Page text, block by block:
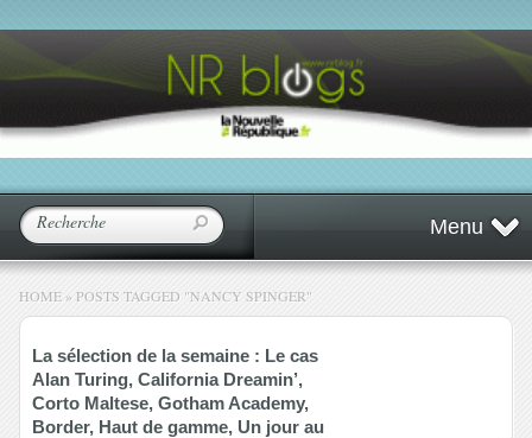
Menu
HOME » POSTS TAGGED "NANCY SPINGER"
La sélection de la semaine : Le cas
Alan Turing, California Dreamin’,
Corto Maltese, Gotham Academy,
Border, Haut de gamme, Un jour au